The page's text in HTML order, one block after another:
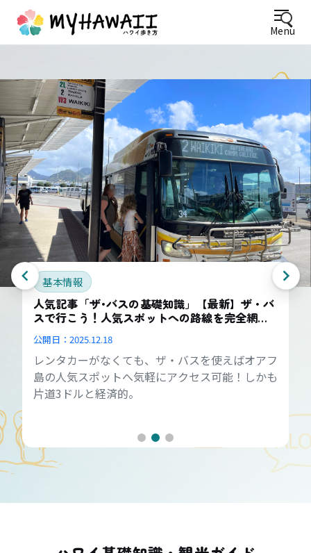
Menu
基本情報
人気記事「ザ･バスの基礎知識」【最新】ザ・バ
スで行こう！人気スポットへの路線を完全網
羅！
公開日： 2025.12.18
レンタカーがなくても、ザ・バスを使えばオアフ
島の人気スポットへ気軽にアクセス可能！しかも
片道3ドルと経済的。